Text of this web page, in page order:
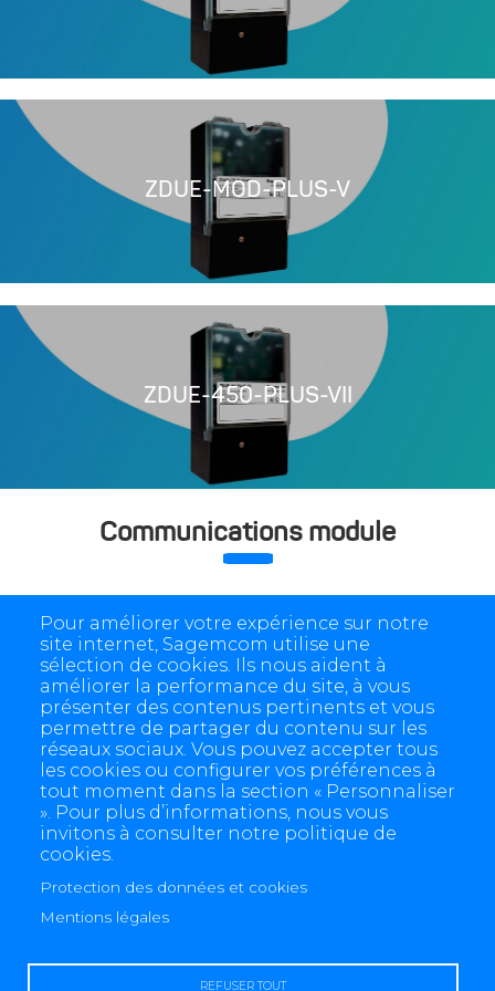
ZDUE-MOD-PLUS-V
ZDUE-450-PLUS-VII
Communications module
ZDUE-GPRS-SYM²
Pour améliorer votre expérience sur notre
site internet, Sagemcom utilise une
sélection de cookies. Ils nous aident à
améliorer la performance du site, à vous
présenter des contenus pertinents et vous
permettre de partager du contenu sur les
réseaux sociaux. Vous pouvez accepter tous
les cookies ou configurer vos préférences à
tout moment dans la section « Personnaliser
». Pour plus d’informations, nous vous
invitons à consulter notre politique de
cookies.
Protection des données et cookies
Mentions légales
REFUSER TOUT
4 allée des Messageries, 92270 Bois-Colombes, France
+(33) 1 57 61 10 00